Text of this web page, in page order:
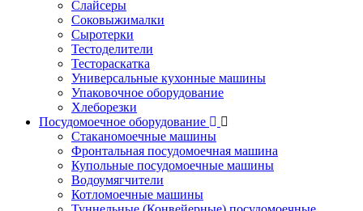
Слайсеры
Соковыжималки
Сыротерки
Тестоделители
Тестораскатка
Универсальные кухонные машины
Упаковочное оборудование
Хлеборезки
Посудомоечное оборудование
Стаканомоечные машины
Фронтальная посудомоечная машина
Купольные посудомоечные машины
Водоумягчители
Котломоечные машины